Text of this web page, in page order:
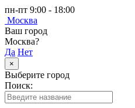
пн-пт 9:00 - 18:00
Москва
Ваш город
Москва?
Да Нет
×
Выберите город
Поиск: